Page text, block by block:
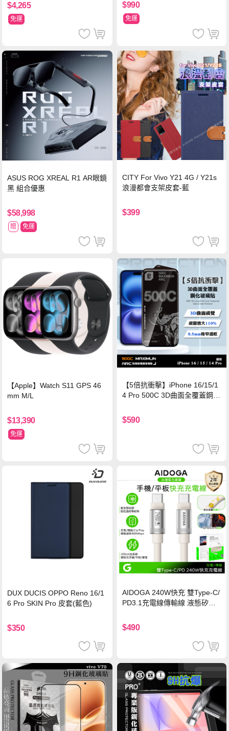
$4,265
免運
$990
免運
ASUS ROG XREAL R1 AR眼鏡
黑 組合優惠
$58,998
贈 免運
CITY For Vivo Y21 4G / Y21s
浪漫都會支架皮套-藍
$399
【Apple】Watch S11 GPS 46
mm M/L
$13,390
免運
【5倍抗衝擊】iPhone 16/15/1
4 Pro 500C 3D曲面全覆蓋鋼化
保護貼
$590
DUX DUCIS OPPO Reno 16/1
6 Pro SKIN Pro 皮套(藍色)
$350
AIDOGA 240W快充 雙Type-C/
PD3.1充電線傳輸線 液態矽膠
機/平板/筆電
$490